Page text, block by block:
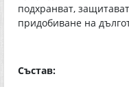
подхранват,
придобиване на
Състав: